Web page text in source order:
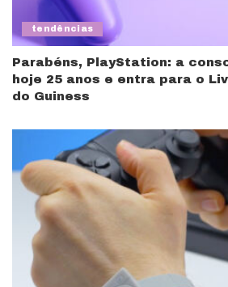
tendências
Parabéns, PlayStation: a
hoje 25 anos e entra para o
do Guiness